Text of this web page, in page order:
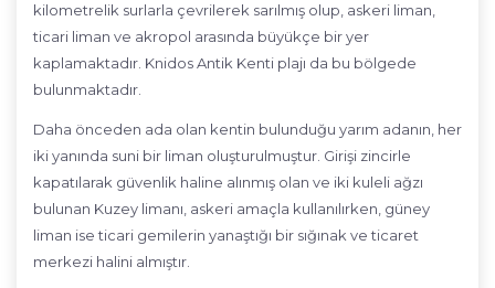
kilometrelik surlarla çevrilerek sarılmış olup, askeri liman,
ticari liman ve akropol arasında büyükçe bir yer
kaplamaktadır. Knidos Antik Kenti plajı da bu bölgede
bulunmaktadır.
Daha önceden ada olan kentin bulunduğu yarım adanın, her
iki yanında suni bir liman oluşturulmuştur. Girişi zincirle
kapatılarak güvenlik haline alınmış olan ve iki kuleli ağzı
bulunan Kuzey limanı, askeri amaçla kullanılırken, güney
liman ise ticari gemilerin yanaştığı bir sığınak ve ticaret
merkezi halini almıştır.